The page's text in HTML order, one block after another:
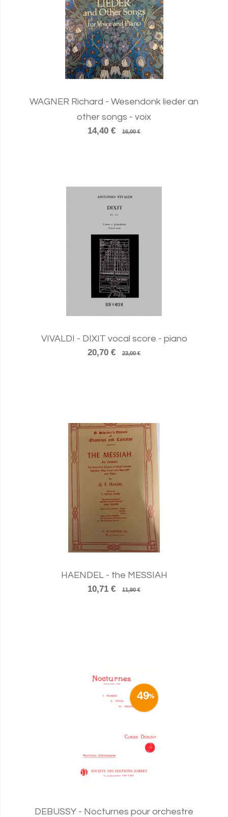
WAGNER Richard - Wesendonk lieder an
other songs - voix
14,40 €
16,00 €
VIVALDI - DIXIT vocal score - piano
20,70 €
23,00 €
HAENDEL - the MESSIAH
10,71 €
11,90 €
49
DEBUSSY - Nocturnes pour orchestre